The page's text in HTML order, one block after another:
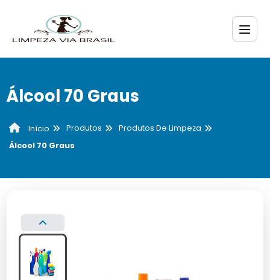
Álcool 70 Graus
Início Produtos
Produtos De Limpeza
Álcool 70 Graus